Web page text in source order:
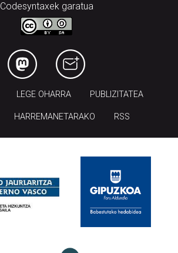
Codesyntaxek garatua
LEGE OHARRA PUBLIZITATEA
HARREMANETARAKO RSS